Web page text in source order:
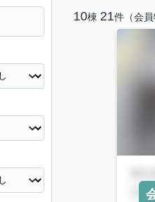
10棟 21件（会員